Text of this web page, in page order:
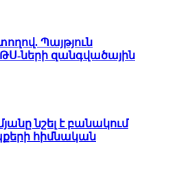
Պայթյուն
ների զանգվածային
նշել է բանակում
հիմնական